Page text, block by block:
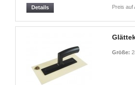
Preis auf
Details
Größe: